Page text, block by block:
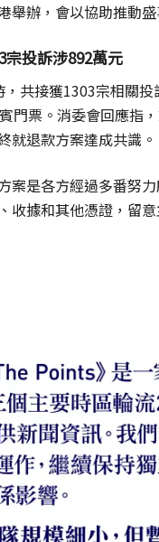
舉辦，會以協助推動盛
投訴涉892萬元
共接獲1303宗相關
門票。消委會回應指
就退款方案達成共識。
案是各方經過多番努
收據和其他憑證，留